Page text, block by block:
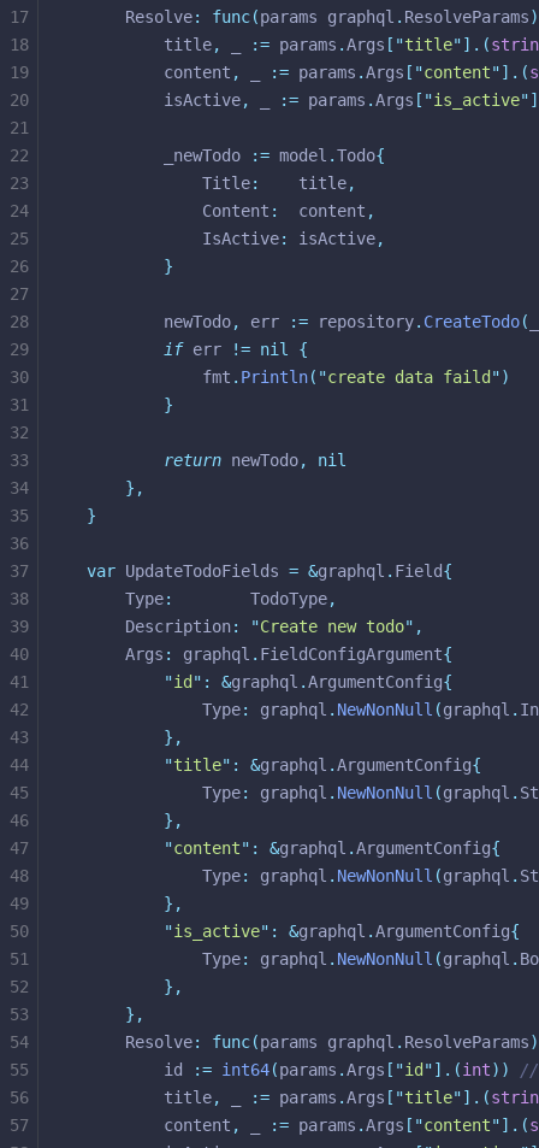
	Resolve
: func(params graphql . ResolveParams)
		title
, := params .Args [ "title"].(
		content
, := params .Args [ "content"].(
		isActive
, := params .Args [ "is_active"
		_newTodo
:= model .Todo{
			Title
:
    title
,
			Content
:
  content
,
			IsActive
: isActive,
}
		newTodo
, err := repository. CreateTodo(
if err != nil
{
			fmt
. Println( "create data faild ")
}
return newTodo,
nil
},
}
var UpdateTodoFields = &graphql . Field{
	Type
:
        TodoType
,
	Description
: "Create new todo" ,
	Args
: graphql . FieldConfigArgument{
"id " : &graphql .ArgumentConfig{
			Type
: graphql . NewNonNull (graphql .
},
"title" : &graphql .ArgumentConfig{
			Type
: graphql . NewNonNull (graphql .
},
"content" : &graphql .ArgumentConfig{
			Type
: graphql . NewNonNull (graphql .
},
"is_active" : &graphql .ArgumentConfig{
			Type
: graphql . NewNonNull (graphql .
},
},
	Resolve
: func(params graphql . ResolveParams)
		id
:= int64(params .Args [ "id "].(int))
//
		title
, := params .Args [ "title"].(
		content
, := params .Args [ "content"].(
17
18
19
20
21
22
23
24
25
26
27
28
29
30
31
32
33
34
35
36
37
38
39
40
41
42
43
44
45
46
47
48
49
50
51
52
53
54
55
56
57